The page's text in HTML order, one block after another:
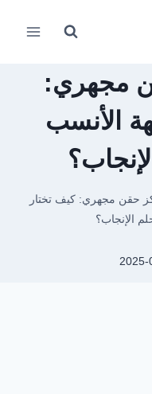
مجهري:
الأنسب
حقن مجهري: كيف تختار
الإنجاب؟
2025-